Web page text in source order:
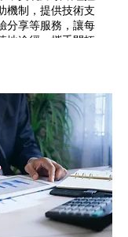
機制，提供技術支
分享等服務，讓每
地途徑，攜手開拓